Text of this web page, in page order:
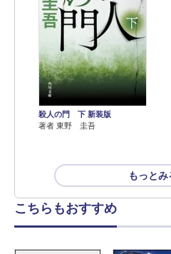
殺人の門 下 新装版
著者 東野 圭吾
もっとみ
こちらもおすすめ